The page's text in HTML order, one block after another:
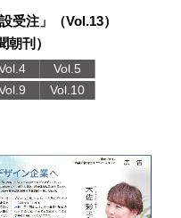
受注」（Vol.13）
朝刊）
Vol.5
Vol.10